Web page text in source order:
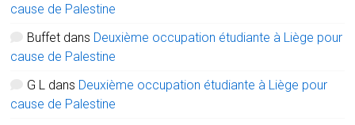
cause de Palestine
Buffet dans Deuxième occupation étudiante à Liège pour
cause de Palestine
G L dans Deuxième occupation étudiante à Liège pour
cause de Palestine